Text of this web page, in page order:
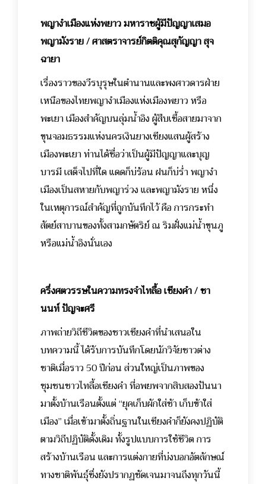
พญางำเมืองแห่งพยาว มหาราชผู้มีปัญญาเสมอ
พญามังราย / ศาสตราจารย์กิตติคุณสุกัญญา สุจ
ฉายา
เรื่องราวของวีรบุรุษในตำนานและพงศาวดารฝ่าย
เหนือของไทยพญางำเมืองแห่งเมืองพยาว หรือ
พะเยา เมืองสำคัญบนลุ่มน้ำอิง ผู้สืบเชื้อสายมาจาก
ขุนจอมธรรมแห่งนครเงินยางเชียงแสนผู้สร้าง
เมืองพะเยา ท่านได้ชื่อว่าเป็นผู้มีปัญญาและบุญ
บารมี เสด็จไปที่ใด แดดก็บ่ร้อน ฝนก็บ่ร่ำ พญางำ
เมืองเป็นสหายกับพญาร่วง และพญามังราย หนึ่ง
ในเหตุการณ์สำคัญที่ถูกบันทึกไว้ คือ การกระทำ
สัตย์สาบานของทั้งสามกษัตริย์ ณ ริมฝั่งแม่น้ำขุนภู
หรือแม่น้ำอิงนั่นเอง
ครึ่งศตวรรษในความทรงจำไทลื้อ เชียงคำ / ชา
นนท์ ปัญจะศรี
ภาพถ่ายวิถีชีวิตของชาวเชียงคำที่นำเสนอใน
บทความนี้ ได้รับการบันทึกโดยนักวิจัยชาวต่าง
ชาติเมื่อราว 50 ปีก่อน ส่วนใหญ่เป็นภาพของ
ชุมชนชาวไทลื้อเชียงคำ ที่อพยพจากสิบสองปันนา
มาตั้งบ้านเรือนตั้งแต่ “ยุคเก็บผักใส่ซ้า เก็บข้าใส่
เมือง” เมื่อเข้ามาตั้งถิ่นฐานในเชียงคำก็ยังคงปฏิบัติ
ตามวิถีปฏิบัติดั้งเดิม ทั้งรูปแบบการใช้ชีวิต การ
สร้างบ้านเรือน และการแต่งกายที่บ่งบอกอัตลักษณ์
ทางชาติพันธุ์ซึ่งยังปรากฏชัดเจนมาจนถึงทุกวันนี้